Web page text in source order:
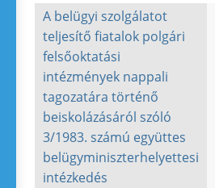
A belügyi szolgálatot
teljesítő fiatalok polgári
felsőoktatási
intézmények nappali
tagozatára történő
beiskolázásáról szóló
3/1983. számú együttes
belügyminiszterhelyettesi
intézkedés